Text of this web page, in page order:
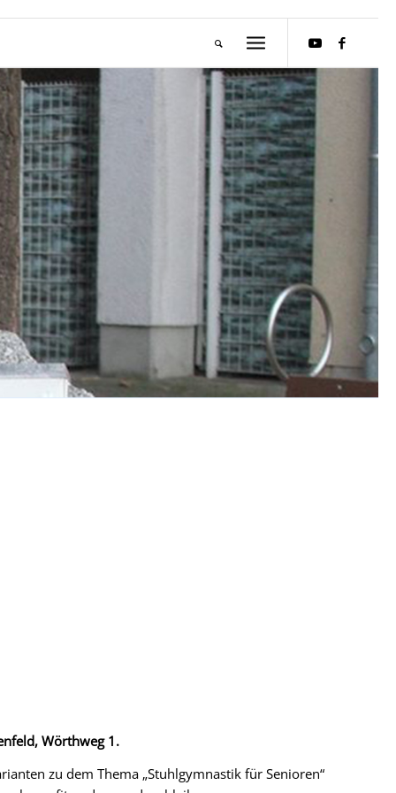
EIS ER
Wörthweg 1.
zu dem Thema „Stuhlgymnastik für Senioren“